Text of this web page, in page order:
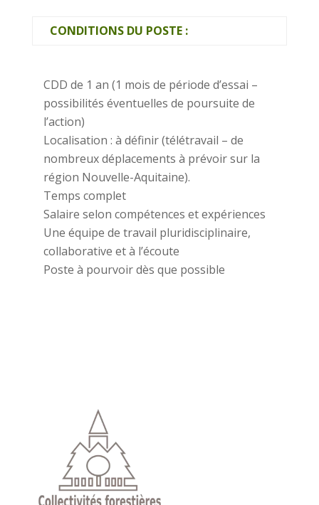
CONDITIONS DU POSTE :
CDD de 1 an (1 mois de période d’essai –
possibilités éventuelles de poursuite de
l’action)
Localisation : à définir (télétravail – de
nombreux déplacements à prévoir sur la
région Nouvelle-Aquitaine).
Temps complet
Salaire selon compétences et expériences
Une équipe de travail pluridisciplinaire,
collaborative et à l’écoute
Poste à pourvoir dès que possible